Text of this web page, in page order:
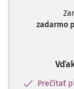
zadarmo
Prečítať